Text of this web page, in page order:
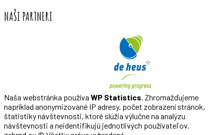
NAŠI PARTNERI
Naša webstránka používa WP Statistics. Zhromažďujeme
napríklad anonymizované IP adresy, počet zobrazení stránok,
štatistiky návštevnosti, ktoré slúžia výlučne na analýzu
návštevnosti a neidentifikujú jednotlivých používateľov.